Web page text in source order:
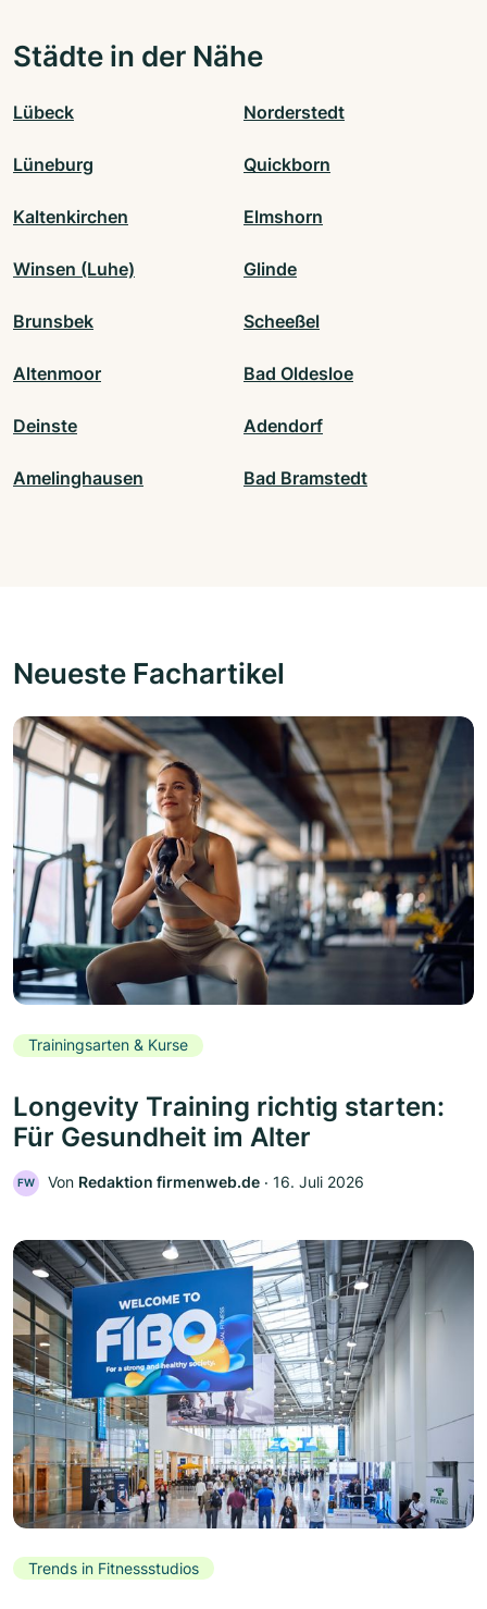
Städte in der Nähe
Lübeck Norderstedt
Lüneburg Quickborn
Kaltenkirchen Elmshorn
Winsen (Luhe) Glinde
Brunsbek Scheeßel
Altenmoor Bad Oldesloe
Deinste Adendorf
Amelinghausen Bad Bramstedt
Neueste Fachartikel
Trainingsarten & Kurse
Longevity Training richtig starten:
Für Gesundheit im Alter
FW Von Redaktion firmenweb.de ‧ 16. Juli 2026
Trends in Fitnessstudios